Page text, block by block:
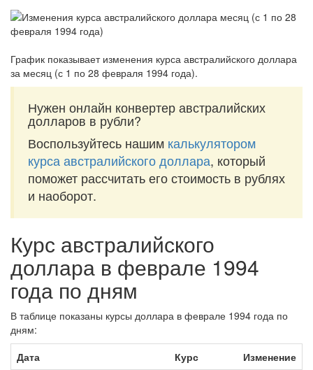
График показывает изменения курса австралийского доллара
за месяц (с 1 по 28 февраля 1994 года).
Нужен онлайн конвертер австралийских
долларов в рубли?
Воспользуйтесь нашим калькулятором
курса австралийского доллара, который
поможет рассчитать его стоимость в рублях
и наоборот.
Курс австралийского
доллара в феврале 1994
года по дням
В таблице показаны курсы доллара в феврале 1994 года по
дням:
Дата
Курс Изменение